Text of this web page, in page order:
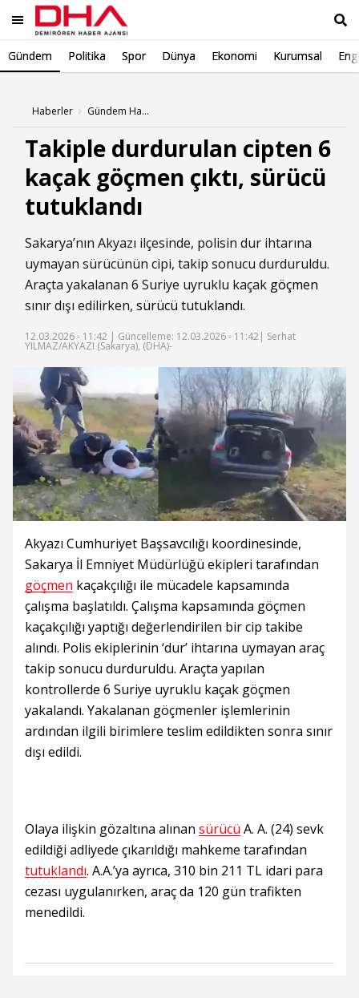
Gündem Politika Spor Dünya Ekonomi Kurumsal
Haberler Gündem Haberleri
Takiple durdurulan cipten 6
kaçak göçmen çıktı, sürücü
tutuklandı
Sakarya’nın Akyazı ilçesinde, polisin dur ihtarına
uymayan sürücünün cipi, takip sonucu durduruldu.
Araçta yakalanan 6 Suriye uyruklu kaçak göçmen
sınır dışı edilirken, sürücü tutuklandı.
12.03.2026 - 11:42 | Güncelleme: 12.03.2026 - 11:42 | Serhat
YILMAZ/AKYAZI (Sakarya), (DHA)-
Akyazı Cumhuriyet Başsavcılığı koordinesinde,
Sakarya İl Emniyet Müdürlüğü ekipleri tarafından
göçmen kaçakçılığı ile mücadele kapsamında
çalışma başlatıldı. Çalışma kapsamında göçmen
kaçakçılığı yaptığı değerlendirilen bir cip takibe
alındı. Polis ekiplerinin ‘dur’ ihtarına uymayan araç
takip sonucu durduruldu. Araçta yapılan
kontrollerde 6 Suriye uyruklu kaçak göçmen
yakalandı. Yakalanan göçmenler işlemlerinin
ardından ilgili birimlere teslim edildikten sonra sınır
dışı edildi.
Olaya ilişkin gözaltına alınan sürücü A. A. (24) sevk
edildiği adliyede çıkarıldığı mahkeme tarafından
tutuklandı. A.A.’ya ayrıca, 310 bin 211 TL idari para
cezası uygulanırken, araç da 120 gün trafikten
menedildi.